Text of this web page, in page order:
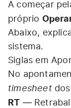
A começar
próprio
Abaixo,
sistema.
Siglas em
No
timesheetdos
RT —